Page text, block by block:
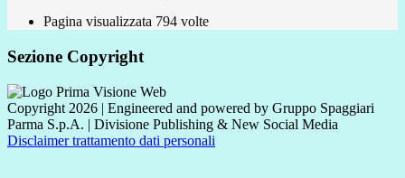
Pagina visualizzata 794 volte
Sezione Copyright
Copyright 2026 | Engineered and powered by Gruppo Spaggiari
Parma S.p.A. | Divisione Publishing & New Social Media
Disclaimer trattamento dati personali